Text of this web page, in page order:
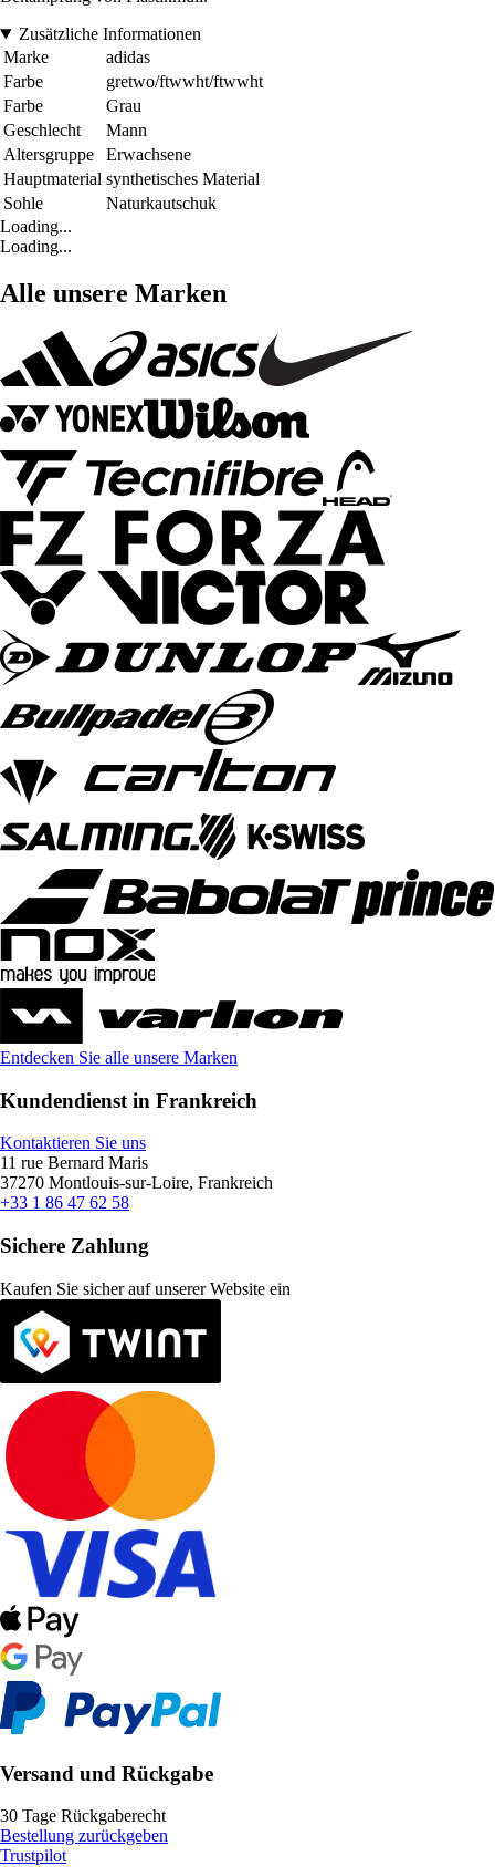
Zusätzliche Informationen
Marke
adidas
Farbe
gretwo/ftwwht/ftwwht
Farbe
Grau
Geschlecht
Mann
Altersgruppe
Erwachsene
Hauptmaterial synthetisches Material
Sohle
Naturkautschuk
Loading...
Loading...
Alle unsere Marken
Entdecken Sie alle unsere Marken
Kundendienst in Frankreich
Kontaktieren Sie uns
11 rue Bernard Maris
37270 Montlouis-sur-Loire, Frankreich
+33 1 86 47 62 58
Sichere Zahlung
Kaufen Sie sicher auf unserer Website ein
Versand und Rückgabe
30 Tage Rückgaberecht
Bestellung zurückgeben
Trustpilot